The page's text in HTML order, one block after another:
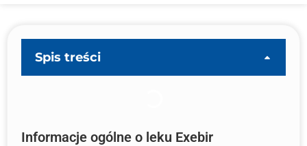
Spis treści
Informacje ogólne o leku Exebir